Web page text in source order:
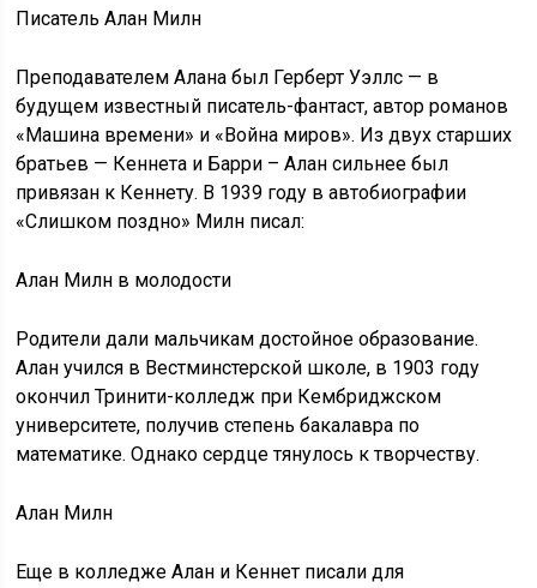
Писатель Алан Милн
Преподавателем Алана был Герберт Уэллс — в
будущем известный писатель-фантаст, автор романов
«Машина времени» и «Война миров». Из двух старших
братьев — Кеннета и Барри – Алан сильнее был
привязан к Кеннету. В 1939 году в автобиографии
«Слишком поздно» Милн писал:
Алан Милн в молодости
Родители дали мальчикам достойное образование.
Алан учился в Вестминстерской школе, в 1903 году
окончил Тринити-колледж при Кембриджском
университете, получив степень бакалавра по
математике. Однако сердце тянулось к творчеству.
Алан Милн
Еще в колледже Алан и Кеннет писали для